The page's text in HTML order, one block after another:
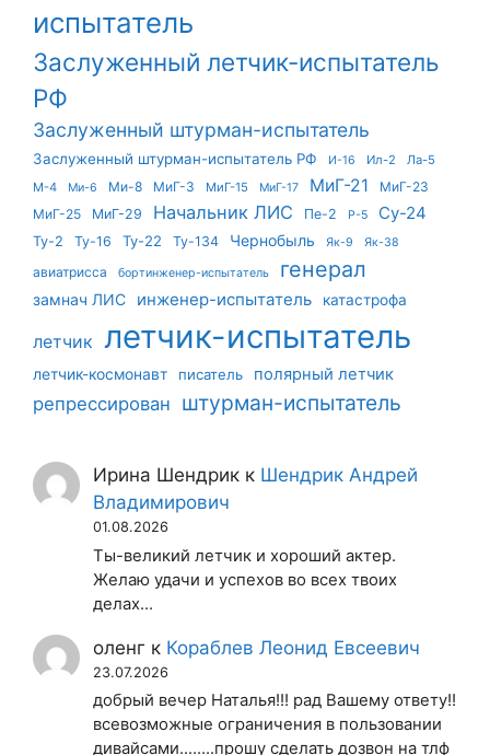
испытатель
Заслуженный летчик-испытатель
РФ
Заслуженный штурман-испытатель
Заслуженный штурман-испытатель РФ И-16 Ил-2
Ла-5
М-4
Ми-6 Ми-8 МиГ-3 МиГ-15 МиГ-17 МиГ-21
МиГ-23
МиГ-25
МиГ-29 Начальник ЛИС Пе-2 Р-5 Су-24
Ту-2 Ту-16 Ту-22 Ту-134 Чернобыль Як-9 Як-38
авиатрисса бортинженер-испытатель генерал
замнач ЛИС инженер-испытатель катастрофа
летчик летчик-испытатель
летчик-космонавт писатель полярный летчик
репрессирован штурман-испытатель
Ирина Шендрик к Шендрик Андрей
Владимирович
01.08.2026
Ты-великий летчик и хороший актер.
Желаю удачи и успехов во всех твоих
делах...
оленг к Кораблев Леонид Евсеевич
23.07.2026
добрый вечер Наталья!!! рад Вашему ответу!!
всевозможные ограничения в пользовании
дивайсами........прошу сделать дозвон на тлф